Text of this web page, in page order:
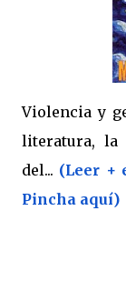
Violencia y
literatura, la
del... (Leer +
Pincha aquí)